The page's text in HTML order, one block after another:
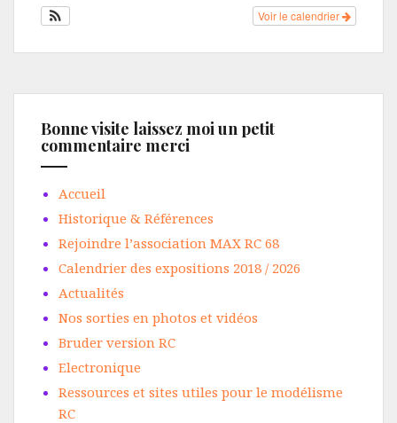
Voir le calendrier
Bonne visite laissez moi un petit
commentaire merci
Accueil
Historique & Références
Rejoindre l’association MAX RC 68
Calendrier des expositions 2018 / 2026
Actualités
Nos sorties en photos et vidéos
Bruder version RC
Electronique
Ressources et sites utiles pour le modélisme
RC